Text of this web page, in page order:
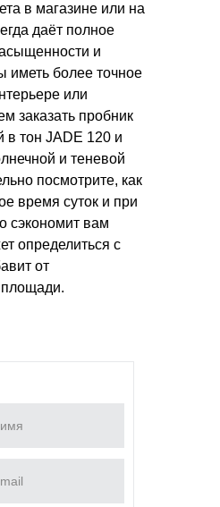
в магазине или на
даёт полное
и
иметь более точное
или
заказать пробник
в тон JADE 120 и
и теневой
посмотрите, как
время суток и при
сэкономит вам
определиться с
от